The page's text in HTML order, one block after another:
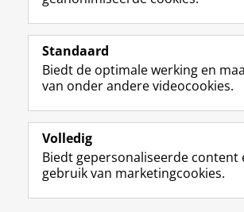
Volg de RUG
F
a
e
b
o
p
a
i
L
i
k
e
I
-
p
g
R
S
-
f
e
R
k
Studiekiezers
Alumni
Over ons
Standaard
Biedt de optimale werking en
van onder andere videocookies.
Volledig
Biedt gepersonaliseerde content
gebruik van marketingcookies.